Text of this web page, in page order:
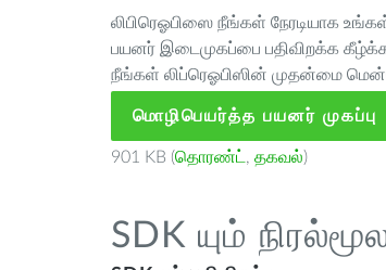
லிபிரெஓபிஸை நீங்கள் நேரடியாக
பயனர் இடைமுகப்பை பதிவிறக்க
நீங்கள் லிப்ரெஓபிஸின் முதன்மை
மொழிபெயர்த்த பயனர் முகப்பு
901 KB (தொரண்ட் , தகவல்)
SDK யும்